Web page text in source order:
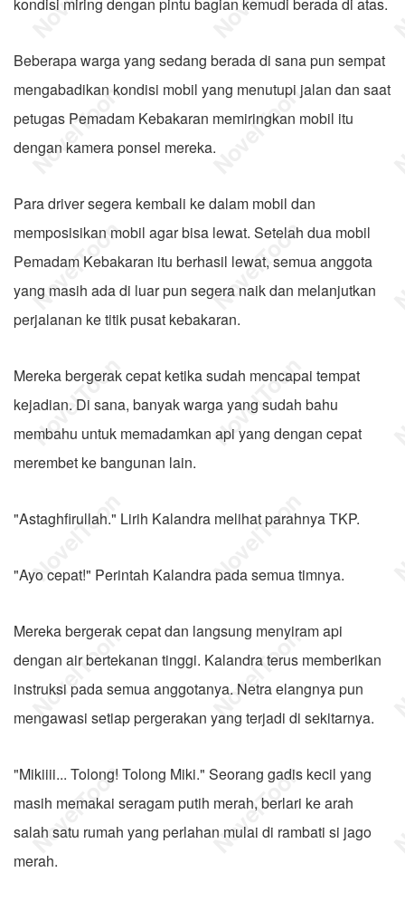
Beberapa warga yang sedang berada di sana pun sempat
mengabadikan kondisi mobil yang menutupi jalan dan saat
petugas Pemadam Kebakaran memiringkan mobil itu
dengan kamera ponsel mereka.
Para driver segera kembali ke dalam mobil dan
memposisikan mobil agar bisa lewat. Setelah dua mobil
Pemadam Kebakaran itu berhasil lewat, semua anggota
yang masih ada di luar pun segera naik dan melanjutkan
perjalanan ke titik pusat kebakaran.
Mereka bergerak cepat ketika sudah mencapai tempat
kejadian. Di sana, banyak warga yang sudah bahu
membahu untuk memadamkan api yang dengan cepat
merembet ke bangunan lain.
"Astaghfirullah." Lirih Kalandra melihat parahnya TKP.
"Ayo cepat!" Perintah Kalandra pada semua timnya.
Mereka bergerak cepat dan langsung menyiram api
dengan air bertekanan tinggi. Kalandra terus memberikan
instruksi pada semua anggotanya. Netra elangnya pun
mengawasi setiap pergerakan yang terjadi di sekitarnya.
"Mikiiii... Tolong! Tolong Miki." Seorang gadis kecil yang
masih memakai seragam putih merah, berlari ke arah
salah satu rumah yang perlahan mulai di rambati si jago
merah.